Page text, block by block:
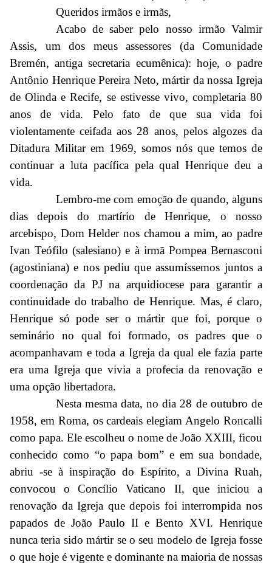
Queridos irmãos e irmãs,
Acabo de saber pelo nosso irmão Valmir
Assis, um dos meus assessores (da Comunidade
Bremén, antiga secretaria ecumênica): hoje, o padre
Antônio Henrique Pereira Neto, mártir da nossa Igreja
de Olinda e Recife, se estivesse vivo, completaria 80
anos de vida. Pelo fato de que sua vida foi
violentamente ceifada aos 28 anos, pelos algozes da
Ditadura Militar em 1969, somos nós que temos de
continuar a luta pacífica pela qual Henrique deu a
vida.
Lembro-me com emoção de quando, alguns
dias depois do martírio de Henrique, o nosso
arcebispo, Dom Helder nos chamou a mim, ao padre
Ivan Teófilo (salesiano) e à irmã Pompea Bernasconi
(agostiniana) e nos pediu que assumíssemos juntos a
coordenação da PJ na arquidiocese para garantir a
continuidade do trabalho de Henrique. Mas, é claro,
Henrique só pode ser o mártir que foi, porque o
seminário no qual foi formado, os padres que o
acompanhavam e toda a Igreja da qual ele fazia parte
era uma Igreja que vivia a profecia da renovação e
uma opção libertadora.
Nesta mesma data, no dia 28 de outubro de
1958, em Roma, os cardeais elegiam Angelo Roncalli
como papa. Ele escolheu o nome de João XXIII, ficou
conhecido como “o papa bom” e em sua bondade,
abriu -se à inspiração do Espírito, a Divina Ruah,
convocou o Concílio Vaticano II, que iniciou a
renovação da Igreja que depois foi interrompida nos
papados de João Paulo II e Bento XVI. Henrique
nunca teria sido mártir se o seu modelo de Igreja fosse
o que hoje é vigente e dominante na maioria de nossas